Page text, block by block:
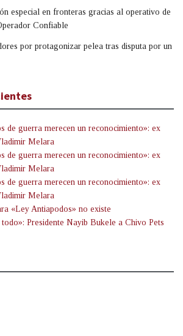
especial en fronteras gracias al operativo de
Confiable
por protagonizar pelea tras disputa por un
de guerra merecen un reconocimiento»: ex
Melara
de guerra merecen un reconocimiento»: ex
Melara
de guerra merecen un reconocimiento»: ex
Melara
«Ley Antiapodos» no existe
Presidente Nayib Bukele a Chivo Pets